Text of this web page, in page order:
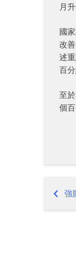
月
國
改
述
百分
至
個百
強